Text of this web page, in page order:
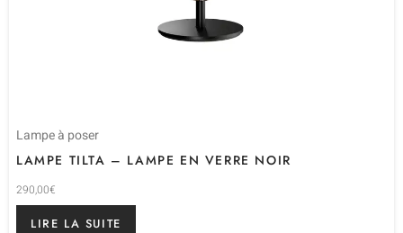
Lampe à poser
LAMPE TILTA – LAMPE EN VERRE NOIR
290,00€
LIRE LA SUITE